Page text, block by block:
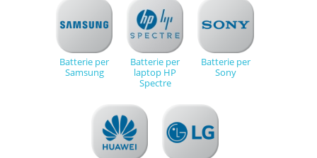
Batterie per
Samsung
Batterie per
laptop HP
Spectre
Batterie per
Sony